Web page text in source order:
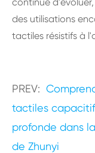
des utilisations
tactiles résistifs à
PREV:
tactiles
profonde dans
de Zhunyi